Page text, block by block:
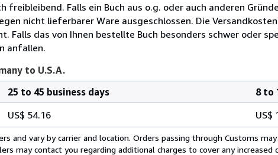
freibleibend. Falls ein Buch aus o.g. oder auch anderen
nicht lieferbarer Ware ausgeschlossen. Die
Falls das von Ihnen bestellte Buch besonders schwer oder
anfallen.
to U.S.A.
25 to 45 business days
8 to
US$ 54.16 US$
and vary by carrier and location. Orders passing through Customs
may contact you regarding additional charges to cover any